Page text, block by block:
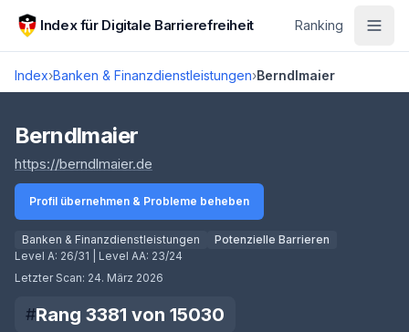
Zum Hauptinhalt springen
Index für Digitale Barrierefreiheit Ranking
Index›Banken & Finanzdienstleistungen›Berndlmaier
Score lädt
Berndlmaier
https://berndlmaier.de
Profil übernehmen & Probleme beheben
Banken & Finanzdienstleistungen
Potenzielle Barrieren
Level A: 26/31 | Level AA: 23/24
Letzter Scan: 24. März 2026
#Rang 3381 von 15030